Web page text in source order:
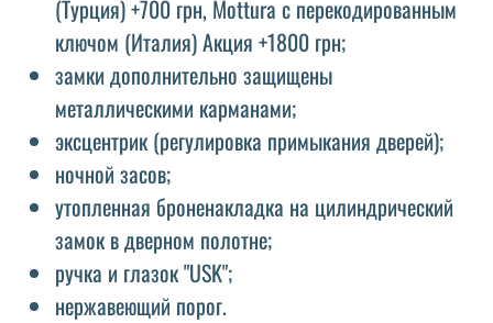
(Турция) +700 грн, Mottura с перекодированным
ключом (Италия) Акция +1800 грн;
замки дополнительно защищены
металлическими карманами;
эксцентрик (регулировка примыкания дверей);
ночной засов;
утопленная броненакладка на цилиндрический
замок в дверном полотне;
ручка и глазок "USK";
нержавеющий порог.